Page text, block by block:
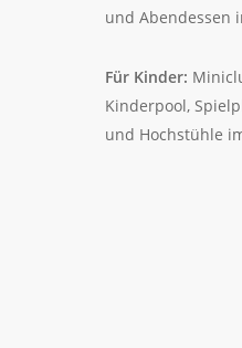
und Abendessen
Für Kinder:
Kinderpool,
und Hochstühle